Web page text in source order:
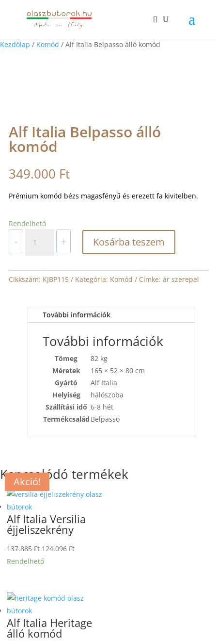
Kezdőlap / Komód / Alf Italia Belpasso álló komód
Alf Italia Belpasso álló
komód
349.000 Ft
Prémium komód bézs magasfényű és erezett fa kivitelben.
Rendelhető
-
Italia
komód
+ Kosárba teszem
Cikkszám: KJBP115 Kategória: Komód Címke: ár szerepel
További információk
További információk
Tömeg
82 kg
Méretek
165 × 52 × 80 cm
Gyártó
Alf Italia
Helyiség
hálószoba
Szállítási idő 6-8 hét
Termékcsalád Belpasso
Kapcsolódó termékek
Akció!
Alf Italia Versilia
éjjeliszekrény
137.885Ft Original
price
124.096 FtCurrent
Rendelhető
Akció!
Alf Italia Heritage
álló komód
Akció!
Akció!